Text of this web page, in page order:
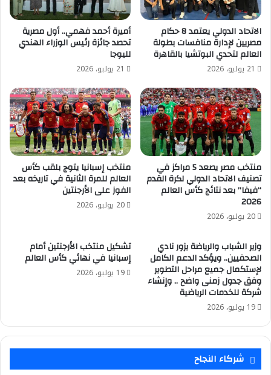
الاتحاد الدولي يعتمد 8 حكام
مصريين لإدارة منافسات بطولة
العالم لتحدي البوتشيا بالقاهرة
21 يوليو، 2026
أميرة أحمد فهمي.. أول مصرية
تحصد جائزة رئيس الوزراء الهندي
لليوجا
21 يوليو، 2026
منتخب مصر يصعد 5 مراكز في
تصنيف الاتحاد الدولي لكرة القدم
“فيفا” بعد نتائج كأس العالم
2026
20 يوليو، 2026
منتخب إسبانيا يتوج بلقب كأس
العالم للمرة الثانية في تاريخه بعد
الفوز على الأرجنتين
20 يوليو، 2026
وزير الشباب والرياضة يزور نادي
الصحفيين.. ويؤكد الدعم الكامل
لإستكمال جميع مراحل التطوير
وفق جدول زمنى واضح .. وإنشاء
شركة للخدمات الرياضية
19 يوليو، 2026
تشكيل منتخب الأرجنتين أمام
إسبانيا في نهائي كأس العالم
19 يوليو، 2026
شركاء النجاح